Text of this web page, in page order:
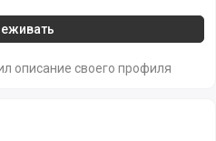
описание своего профиля